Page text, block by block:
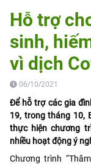
Hỗ trợ
sinh,
vì dịch
06/10/2021
Để hỗ trợ các gia
19, trong tháng 10,
thực hiện chương
nhiều hoạt động ý
Chương trình